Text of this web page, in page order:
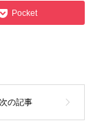
Pocket